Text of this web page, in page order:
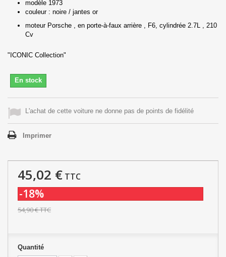
modèle 1973
couleur : noire / jantes or
moteur Porsche , en porte-à-faux arrière , F6, cylindrée 2.7L , 210
Cv
"ICONIC Collection"
En stock
L'achat de cette voiture ne donne pas de points de fidélité
Imprimer
45,02 € TTC
-18%
54,90 €TTC
Quantité